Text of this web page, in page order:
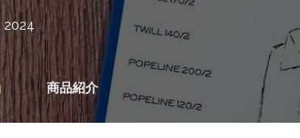
2024
商品紹介